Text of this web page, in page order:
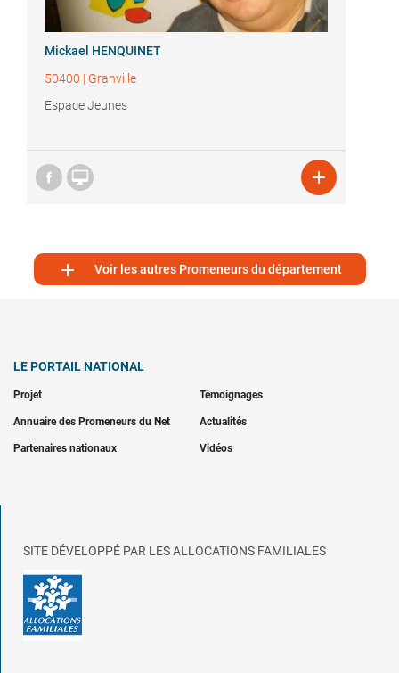
Mickael HENQUINET
50400 | Granville
Espace Jeunes
 
 Voir les autres Promeneurs du département
LE PORTAIL NATIONAL
Projet Témoignages
Annuaire des Promeneurs du Net Actualités
Partenaires nationaux Vidéos
SITE DÉVELOPPÉ PAR LES ALLOCATIONS FAMILIALES